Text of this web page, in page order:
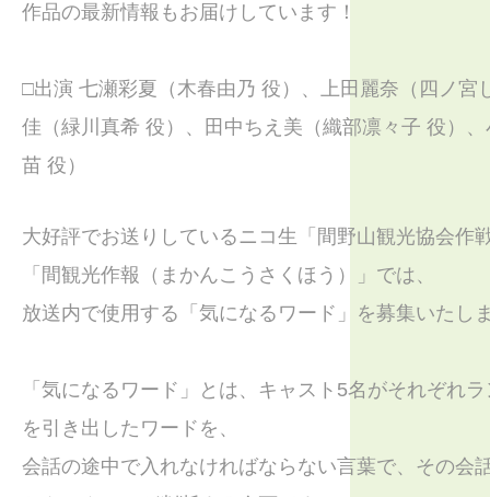
作品の最新情報もお届けしています！
□出演 七瀬彩夏（木春由乃 役）、上田麗奈（四ノ宮
佳（緑川真希 役）、田中ちえ美（織部凛々子 役）
苗 役）
大好評でお送りしているニコ生「間野山観光協会作
「間観光作報（まかんこうさくほう）」では、
放送内で使用する「気になるワード」を募集いたし
「気になるワード」とは、キャスト5名がそれぞれ
を引き出したワードを、
会話の途中で入れなければならない言葉で、その会